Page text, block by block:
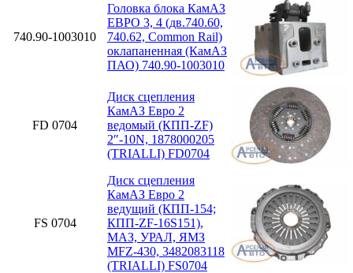
740.90-1003010
Головка блока КамАЗ
ЕВРО 3, 4 (дв.740.60,
740.62, Common Rail)
оклапаненная (КамАЗ
ПАО) 740.90-1003010
FD 0704
Диск сцепления
КамАЗ Евро 2
ведомый (КПП-ZF)
2″-10N, 1878000205
(TRIALLI) FD0704
FS 0704
Диск сцепления
КамАЗ Евро 2
ведущий (КПП-154;
КПП-ZF-16S151),
МАЗ, УРАЛ, ЯМЗ
MFZ-430, 3482083118
(TRIALLI) FS0704